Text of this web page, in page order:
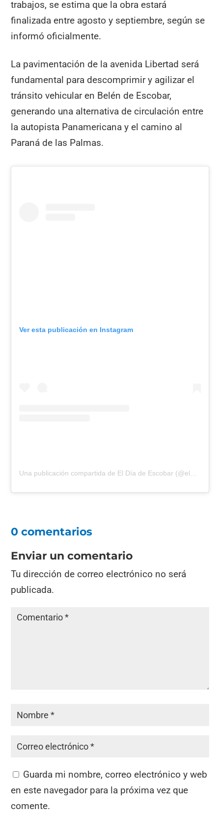
trabajos, se estima que la obra estará
finalizada entre agosto y septiembre, según se
informó oficialmente.
La pavimentación de la avenida Libertad será
fundamental para descomprimir y agilizar el
tránsito vehicular en Belén de Escobar,
generando una alternativa de circulación entre
la autopista Panamericana y el camino al
Paraná de las Palmas.
Ver esta publicación en Instagram
0 comentarios
Enviar un comentario
Tu dirección de correo electrónico no será
publicada.
Guarda mi nombre, correo electrónico y web
en este navegador para la próxima vez que
comente.